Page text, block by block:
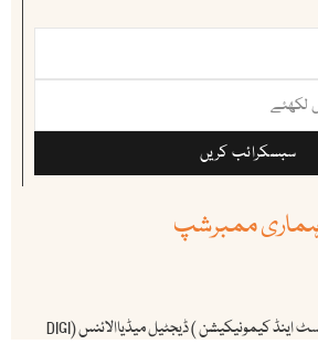
سبسکرائب کریں
ممبرشپ
آئی بی سی ( انڈس براڈ کاسٹ اینڈ کیمونیکیشن ) ڈیجٹیل میڈیاالائنس (DIGI